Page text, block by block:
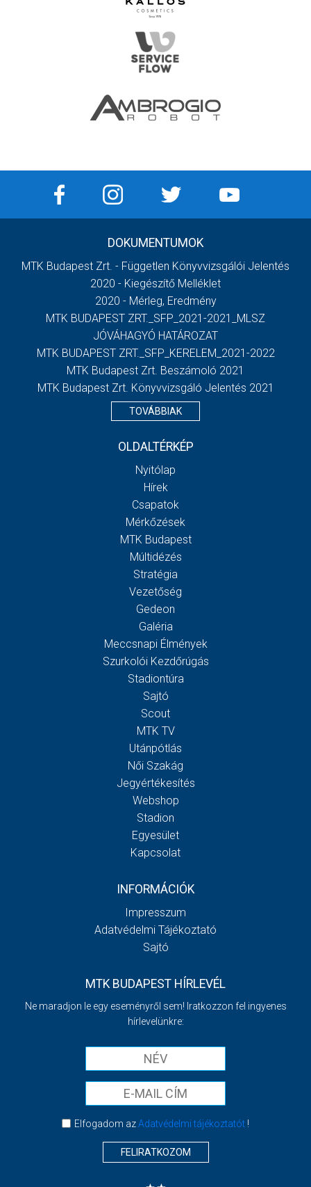
DOKUMENTUMOK
MTK Budapest Zrt. - Független Könyvvizsgálói Jelentés
2020 - Kiegészítő Melléklet
2020 - Mérleg, Eredmény
MTK BUDAPEST ZRT._SFP_2021-2021_MLSZ
JÓVÁHAGYÓ HATÁROZAT
MTK BUDAPEST ZRT._SFP_KERELEM_2021-2022
MTK Budapest Zrt. Beszámoló 2021
MTK Budapest Zrt. Könyvvizsgáló Jelentés 2021
TOVÁBBIAK
OLDALTÉRKÉP
Nyitólap
Hírek
Csapatok
Mérkőzések
MTK Budapest
Múltidézés
Stratégia
Vezetőség
Gedeon
Galéria
Meccsnapi Élmények
Szurkolói Kezdőrúgás
Stadiontúra
Sajtó
Scout
MTK TV
Utánpótlás
Női Szakág
Jegyértékesítés
Webshop
Stadion
Egyesület
Kapcsolat
INFORMÁCIÓK
Impresszum
Adatvédelmi Tájékoztató
Sajtó
MTK BUDAPEST HÍRLEVÉL
Ne maradjon le egy eseményről sem! Iratkozzon fel ingyenes
hírlevelünkre:
Elfogadom azAdatvédelmi tájékoztatót!
FELIRATKOZOM